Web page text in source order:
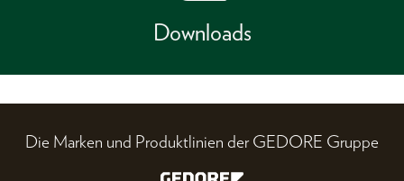
Downloads
Die Marken und Produktlinien der GEDORE Gruppe